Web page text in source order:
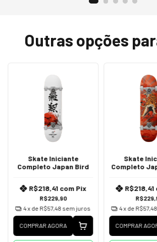
Outras opções
Skate Iniciante
Completo Japan Bird
R$229,90
R$218,41 com Pix
4x de R$57,48 sem juros
COMPRAR AGORA
Skate
Completo
R$218,41
4x de R$57,48
COMPRAR